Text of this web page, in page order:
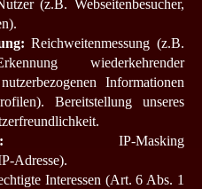
(z.B. Webseitenbesucher,
Reichweitenmessung (z.B.
wiederkehrender
Informationen
Bereitstellung unseres
IP-Masking
Adresse).
Interessen (Art. 6 Abs. 1